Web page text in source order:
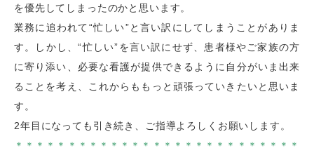
を優先してしまったのかと思います。
業務に追われて“忙しい”と言い訳にしてしまうことがありま
す。しかし、“忙しい”を言い訳にせず、患者様やご家族の方
に寄り添い、必要な看護が提供できるように自分がいま出来
ること を考え、これからももっと頑張っていきたいと思いま
す。
2年目になっても引き続き、ご指導よろしくお願いします。
＊＊＊＊＊＊＊＊＊＊＊＊＊＊＊＊＊＊＊＊＊＊＊＊＊＊＊